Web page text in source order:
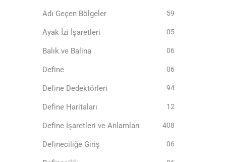
Adı Geçen Bölgeler 59
Ayak İzi İşaretleri 05
Balık ve Balina 06
Define 06
Define Dedektörleri 94
Define Haritaları 12
Define İşaretleri ve Anlamları 408
Defineciliğe Giriş 06